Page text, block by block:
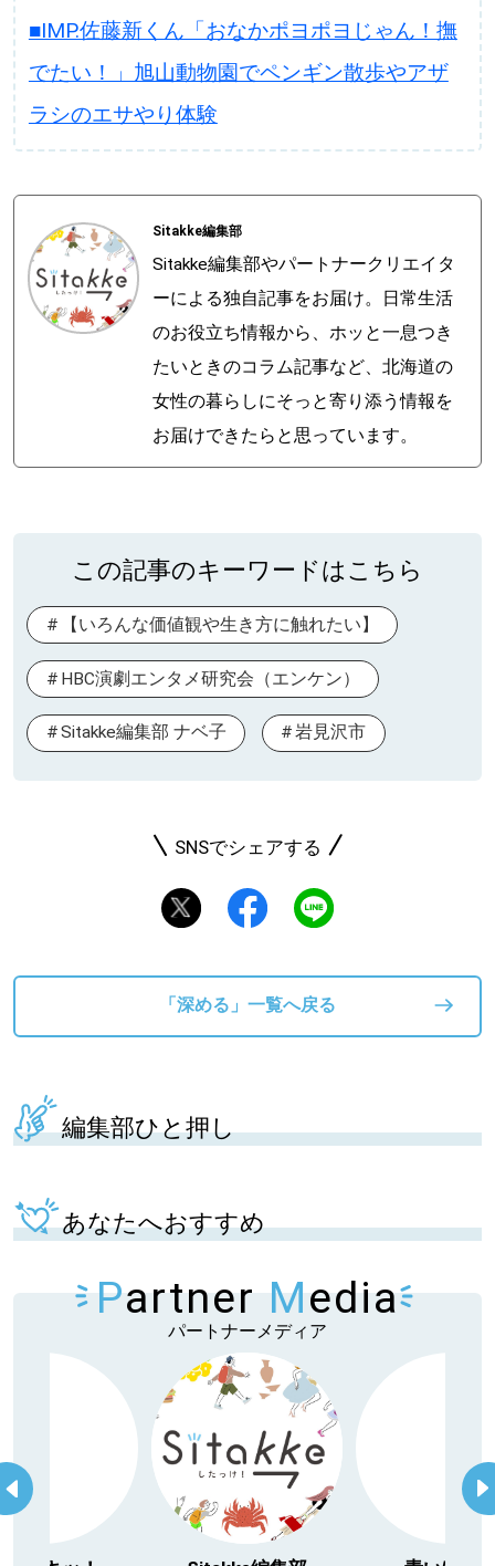
■IMP.佐藤新くん「おなかポヨポヨじゃん！撫
でたい！」旭山動物園でペンギン散歩やアザ
ラシのエサやり体験
Sitakke編集部
Sitakke編集部やパートナークリエイタ
ーによる独自記事をお届け。日常生活
のお役立ち情報から、ホッと一息つき
たいときのコラム記事など、北海道の
女性の暮らしにそっと寄り添う情報を
お届けできたらと思っています。
この記事のキーワードはこちら
【いろんな価値観や生き方に触れたい】
HBC演劇エンタメ研究会（エンケン）
Sitakke編集部 ナベ子 岩見沢市
SNSでシェアする
「深める」一覧へ戻る
編集部ひと押し
あなたへおすすめ
Partner Media
パートナーメディア